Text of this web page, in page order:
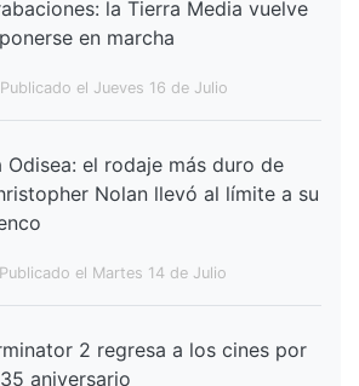
la Tierra Media vuelve
en marcha
Publicado el Jueves 16 de Julio
Odisea: el rodaje más duro de
Nolan llevó al límite a su
Publicado el Martes 14 de Julio
2 regresa a los cines por
aniversario